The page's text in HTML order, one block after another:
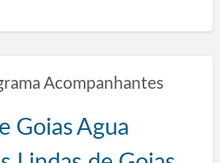
Acompanhantes
GoiasAgua